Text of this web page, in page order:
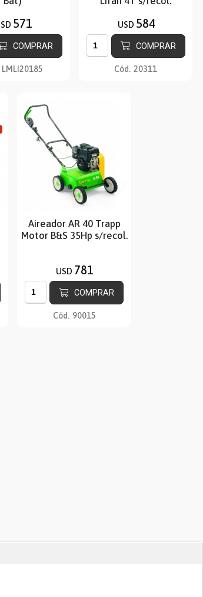
571
COMPRAR
LMLI20185
USD 584
COMPRAR
Cód. 20311
Aireador AR 40 Trapp
Motor B&S 35Hp s/recol.
USD 781
COMPRAR
Cód. 90015